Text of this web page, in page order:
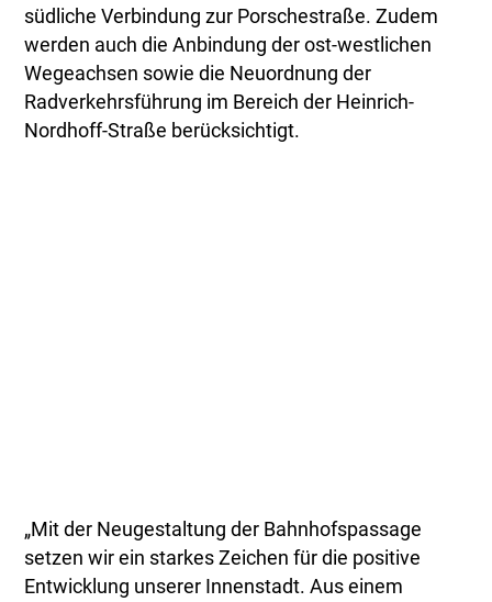
südliche Verbindung zur Porschestraße. Zudem
werden auch die Anbindung der ost-westlichen
Wegeachsen sowie die Neuordnung der
Radverkehrsführung im Bereich der Heinrich-
Nordhoff-Straße berücksichtigt.
„Mit der Neugestaltung der Bahnhofspassage
setzen wir ein starkes Zeichen für die positive
Entwicklung unserer Innenstadt. Aus einem